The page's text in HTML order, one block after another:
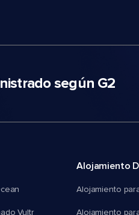
según G2
Vultr
Alojamiento
Alojamiento
Alojamiento